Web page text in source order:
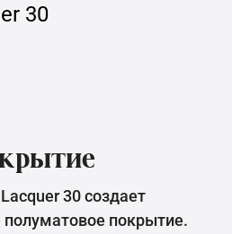
30
30 создает
полуматовое покрытие.